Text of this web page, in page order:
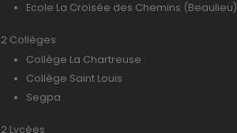
Ecole La Croisée des Chemins (Beaulieu)
2 Collèges
Collège La Chartreuse
Collège Saint Louis
Segpa
2 Lycées